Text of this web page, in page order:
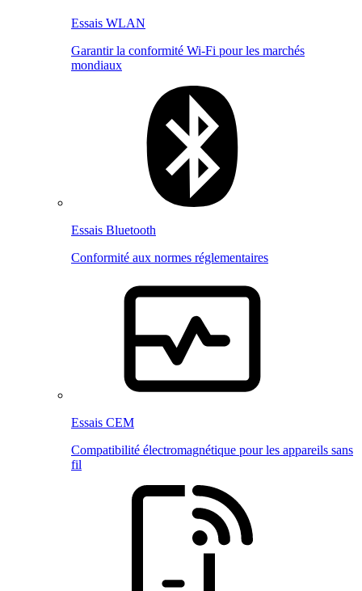
Essais WLAN
Garantir la conformité Wi-Fi pour les marchés
mondiaux
Essais Bluetooth
Conformité aux normes réglementaires
Essais CEM
Compatibilité électromagnétique pour les appareils sans
fil